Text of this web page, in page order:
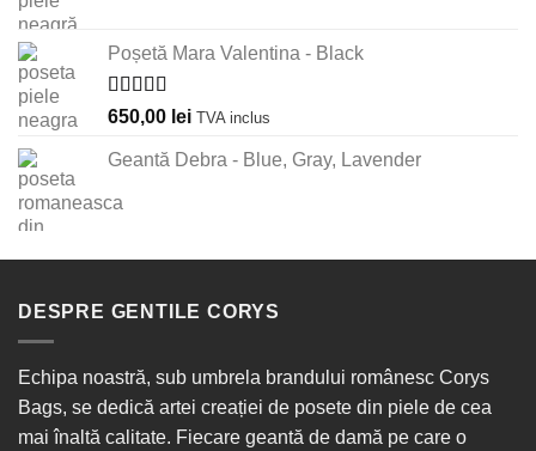
Poșetă Mara Valentina - Black
Evaluat la
din 5
650,00 lei TVA inclus
Geantă Debra - Blue, Gray, Lavender
DESPRE GENTILE CORYS
Echipa noastră, sub umbrela brandului românesc Corys
Bags, se dedică artei creației de posete din piele de cea
mai înaltă calitate. Fiecare geantă de damă pe care o